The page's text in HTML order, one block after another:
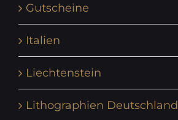
Gutscheine
Italien
Liechtenstein
Lithographien Deutschland